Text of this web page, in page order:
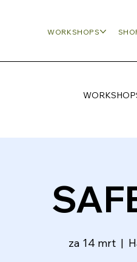
WORKSHOPS
za 14 mrt
  |